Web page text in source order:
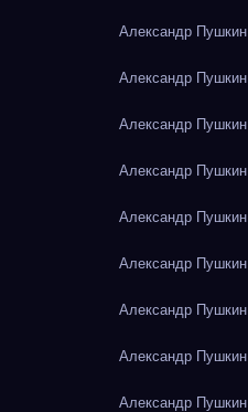
Александр
Александр
Александр
Александр
Александр
Александр
Александр
Александр
Александр